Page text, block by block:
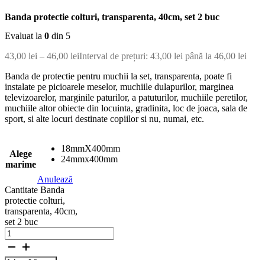
Banda protectie colturi, transparenta, 40cm, set 2 buc
Evaluat la 0 din 5
43,00 lei – 46,00 leiInterval de prețuri: 43,00 lei până la 46,00 lei
Banda de protectie pentru muchii la set, transparenta, poate fi
instalate pe picioarele meselor, muchiile dulapurilor, marginea
televizoarelor, marginile paturilor, a patuturilor, muchiile peretilor,
muchiile altor obiecte din locuinta, gradinita, loc de joaca, sala de
sport, si alte locuri destinate copiilor si nu, numai, etc.
Alege
marime
18mmX400mm
24mmx400mm
Anulează
Cantitate Banda
protectie colturi,
transparenta, 40cm,
set 2 buc